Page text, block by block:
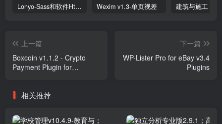
Lonyo-Sass和软件Html模板 Wexim v1.3-单页视差
上一篇
Boxcoin v1.1.2 - Crypto
Payment Plugin for
下一篇
WP-Lister Pro for eBay v3.4
Plugins
相关推荐